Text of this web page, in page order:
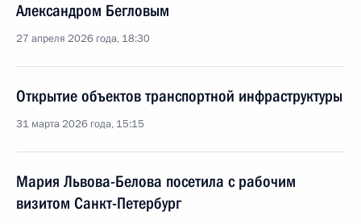
Александром Бегловым
27 апреля 2026 года, 18:30
Открытие объектов транспортной инфраструктуры
31 марта 2026 года, 15:15
Мария Львова-Белова посетила с рабочим
визитом Санкт-Петербург